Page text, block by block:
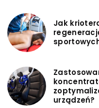
Jak
urządzeń?